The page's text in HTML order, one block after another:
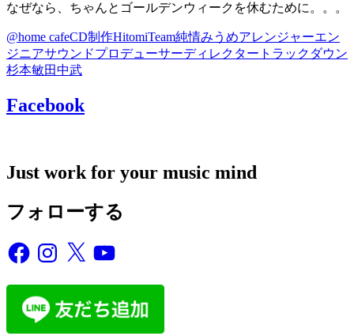
なぜなら、ちゃんとゴールデンウィークを休むために。。。
@home cafeCD制作HitomiTeam純情みうめアレンジャーエン
ジニアサウンドプロデューサーディレクター トラックダウン
杉本敏田中武
Facebook
Just work for your music mind
フォローする
FacebookInstagram
X YouTube